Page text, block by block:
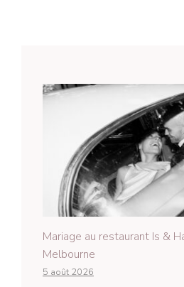
Mariage au restaurant Is &
Melbourne
5 août 2026